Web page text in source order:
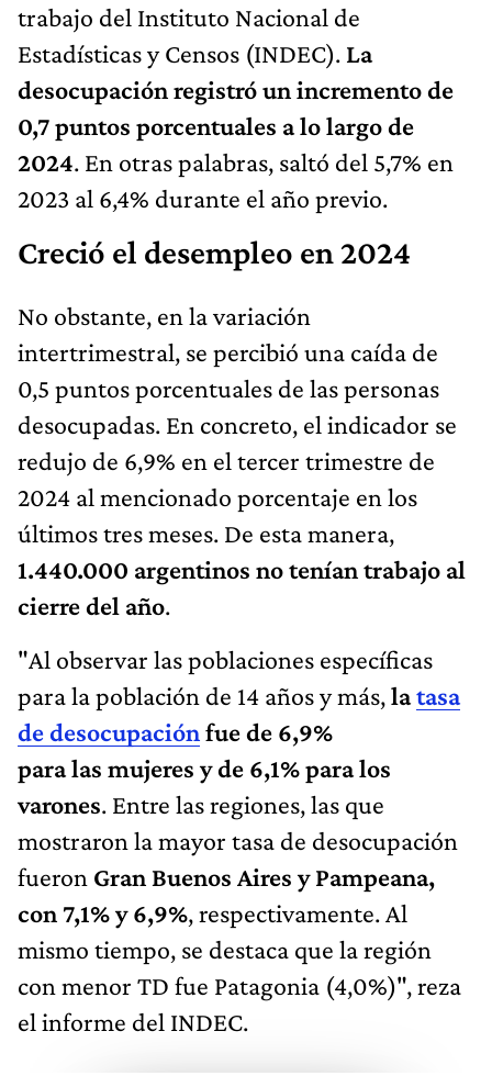
trabajo del Instituto Nacional de
Estadísticas y Censos (INDEC). La
desocupación registró un incremento de
0,7 puntos porcentuales a lo largo de
2024. En otras palabras, saltó del 5,7% en
2023 al 6,4% durante el año previo.
Creció el desempleo en 2024
No obstante, en la variación
intertrimestral, se percibió una caída de
0,5 puntos porcentuales de las personas
desocupadas. En concreto, el indicador se
redujo de 6,9% en el tercer trimestre de
2024 al mencionado porcentaje en los
últimos tres meses. De esta manera,
1.440.000 argentinos no tenían trabajo al
cierre del año.
"Al observar las poblaciones específicas
para la población de 14 años y más,latasa
de desocupaciónfue de 6,9%
para las mujeres y de 6,1% para los
varones. Entre las regiones, las que
mostraron la mayor tasa de desocupación
fueron Gran Buenos Aires y Pampeana,
con 7,1% y 6,9%, respectivamente. Al
mismo tiempo, se destaca que la región
con menor TD fue Patagonia (4,0%)", reza
el informe del INDEC.